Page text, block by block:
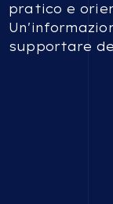
pratico e
supportare